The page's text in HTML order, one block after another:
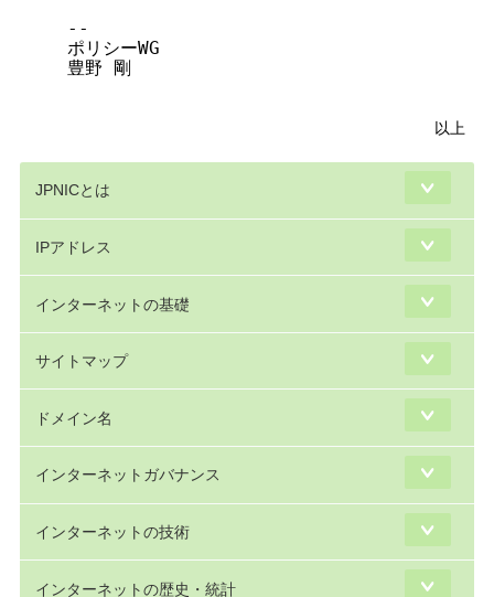
--
ポリシーWG
豊野 剛
以上
JPNICとは
IPアドレス
インターネットの基礎
サイトマップ
ドメイン名
インターネットガバナンス
インターネットの技術
インターネットの歴史・統計